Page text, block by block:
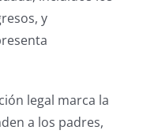
y
legal marca la
a los padres,